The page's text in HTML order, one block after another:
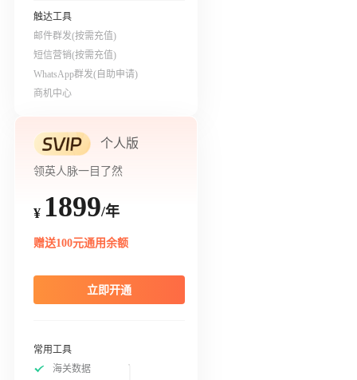
触达工具
邮件群发(按需充值)
短信营销(按需充值)
WhatsApp群发(自助申请)
商机中心
个人版
领英人脉一目了然
¥ 1899/年
赠送100元通用余额
立即开通
常用工具
海关数据